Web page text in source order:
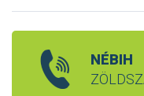
NÉBIH